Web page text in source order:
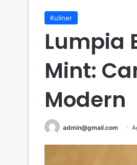
Kuliner
Lumpia
Mint:
Modern
admin@gmail.com